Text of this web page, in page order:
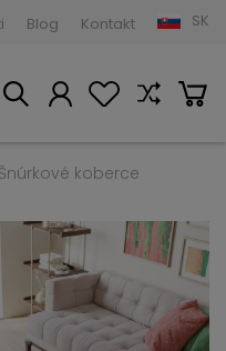
Blog Kontakt SK
Šnúrkové koberce